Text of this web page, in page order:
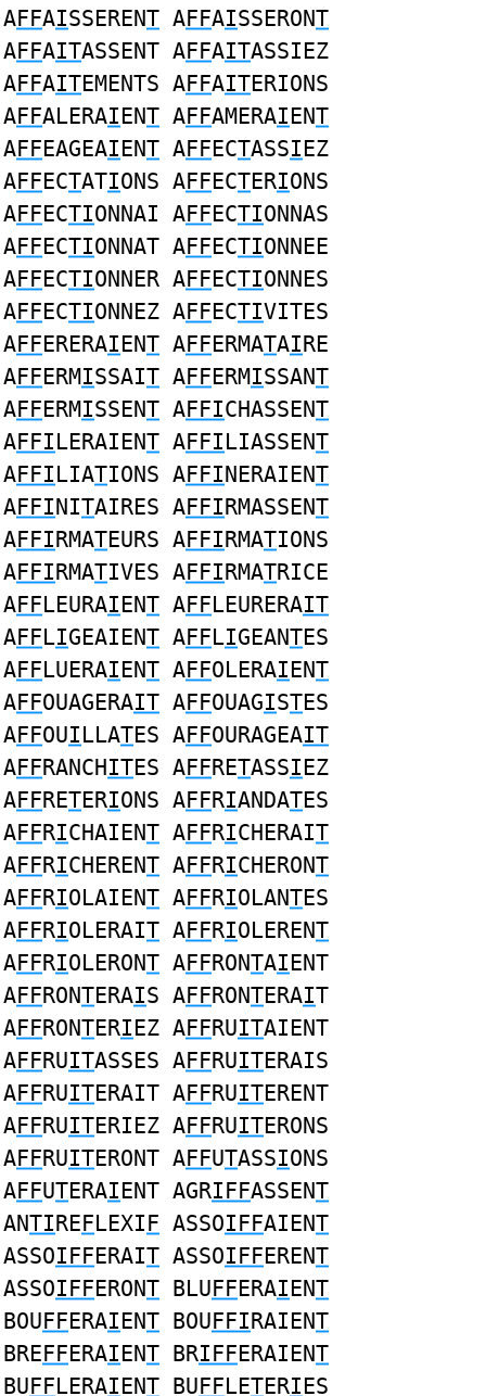
AFFAISSERENT AFFAISSERONT
AFFAITASSENT AFFAITASSIEZ
AFFAITEMENTS AFFAITERIONS
AFFALERAIENT AFFAMERAIENT
AFFEAGEAIENT AFFECTASSIEZ
AFFECTATIONS AFFECTERIONS
AFFECTIONNAI AFFECTIONNAS
AFFECTIONNAT AFFECTIONNEE
AFFECTIONNER AFFECTIONNES
AFFECTIONNEZ AFFECTIVITES
AFFERERAIENT AFFERMATAIRE
AFFERMISSAIT AFFERMISSANT
AFFERMISSENT AFFICHASSENT
AFFILERAIENT AFFILIASSENT
AFFILIATIONS AFFINERAIENT
AFFINITAIRES AFFIRMASSENT
AFFIRMATEURS AFFIRMATIONS
AFFIRMATIVES AFFIRMATRICE
AFFLEURAIENT AFFLEURERAIT
AFFLIGEAIENT AFFLIGEANTES
AFFLUERAIENT AFFOLERAIENT
AFFOUAGERAIT AFFOUAGISTES
AFFOUILLATES AFFOURAGEAIT
AFFRANCHITES AFFRETASSIEZ
AFFRETERIONS AFFRIANDATES
AFFRICHAIENT AFFRICHERAIT
AFFRICHERENT AFFRICHERONT
AFFRIOLAIENT AFFRIOLANTES
AFFRIOLERAIT AFFRIOLERENT
AFFRIOLERONT AFFRONTAIENT
AFFRONTERAIS AFFRONTERAIT
AFFRONTERIEZ AFFRUITAIENT
AFFRUITASSES AFFRUITERAIS
AFFRUITERAIT AFFRUITERENT
AFFRUITERIEZ AFFRUITERONS
AFFRUITERONT AFFUTASSIONS
AFFUTERAIENT AGRIFFASSENT
ANTIREFLEXIF ASSOIFFAIENT
ASSOIFFERAIT ASSOIFFERENT
ASSOIFFERONT BLUFFERAIENT
BOUFFERAIENT BOUFFIRAIENT
BREFFERAIENT BRIFFERAIENT
BUFFLERAIENT BUFFLETERIES